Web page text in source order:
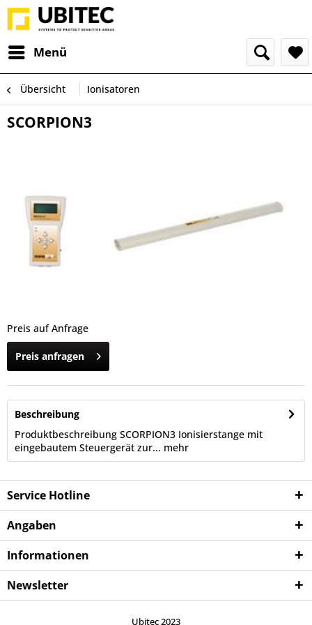
Menü
Übersicht Ionisatoren
SCORPION3
Preis auf Anfrage
Preis anfragen
Beschreibung
Produktbeschreibung SCORPION3 Ionisierstange mit
eingebautem Steuergerät zur... mehr
Service Hotline
Angaben
Informationen
Newsletter
Ubitec 2023